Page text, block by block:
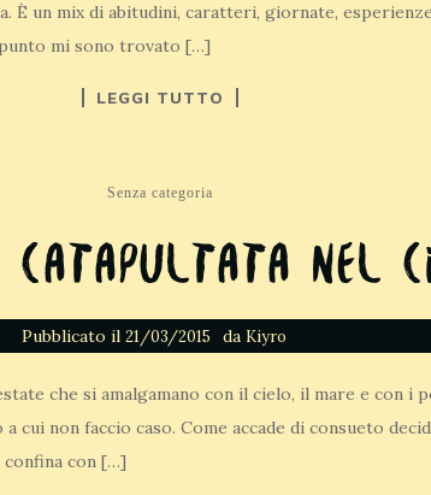
È un mix di abitudini, caratteri, giornate,
mi sono trovato […]
LEGGI TUTTO
Senza categoria
catapultata nel
Pubblicato il 21/03/2015 da Kiyro
che si amalgamano con il cielo, il mare e con i
non faccio caso. Come accade di consueto
confina con […]